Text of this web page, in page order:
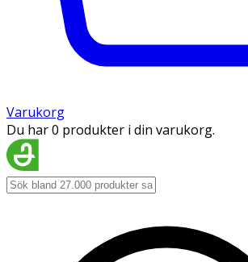
Varukorg
Du har 0 produkter i din varukorg.